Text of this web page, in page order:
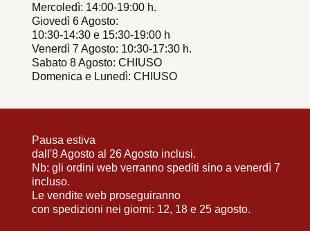
Mercoledì: 14:00-19:00 h.
Giovedì 6 Agosto:
10:30-14:30 e 15:30-19:00 h
Venerdì 7 Agosto: 10:30-17:30 h.
Sabato 8 Agosto: CHIUSO
Domenica e Lunedì: CHIUSO
Pausa estiva
dall'8 Agosto al 26 Agosto inclusi.
Nb: gli ordini web verranno spediti sino a venerdì 7
incluso.
Le vendite web proseguiranno
con spedizioni nei giorni: 12, 18 e 25 agosto.